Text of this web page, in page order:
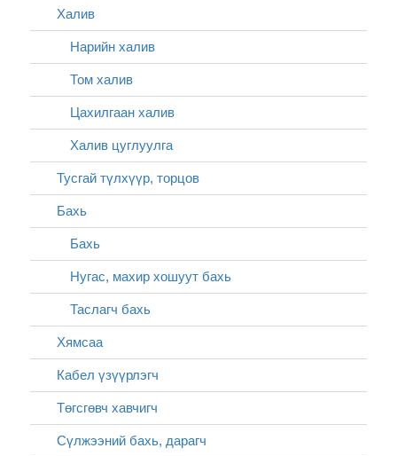
Халив
Нарийн халив
Том халив
Цахилгаан халив
Халив цуглуулга
Тусгай түлхүүр, торцов
Бахь
Бахь
Нугас, махир хошуут бахь
Таслагч бахь
Хямсаа
Кабел үзүүрлэгч
Төгсгөвч хавчигч
Сүлжээний бахь, дарагч